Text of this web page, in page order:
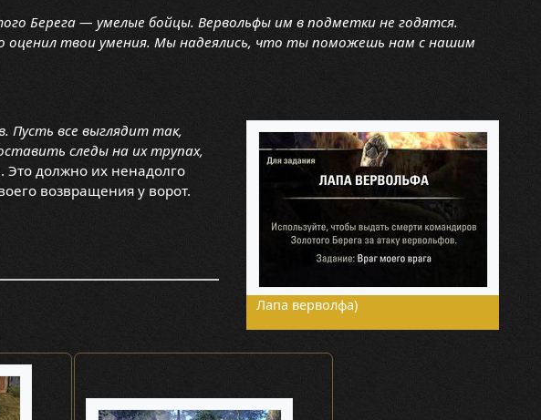
Берега — умелые бойцы. Вервольфы им в подметки не годятся.
оценил твои умения. Мы надеялись, что ты поможешь нам с нашим
Лапа верволфа)
Пусть все выглядит так,
следы на их трупах,
Это должно их ненадолго
возвращения у ворот.